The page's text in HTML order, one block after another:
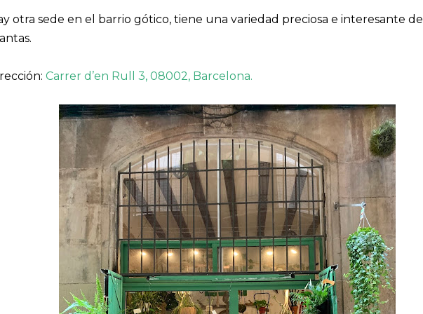
otra sede en el barrio gótico, tiene una variedad preciosa e interesante de
Carrer d’en Rull 3, 08002, Barcelona.